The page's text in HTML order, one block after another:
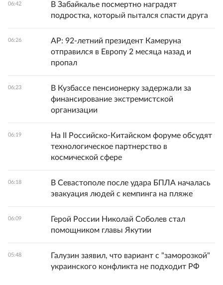
06:42
В Забайкалье посмертно наградят
подростка, который пытался спасти друга
06:26
AP: 92-летний президент Камеруна
отправился в Европу 2 месяца назад и
пропал
06:23
В Кузбассе пенсионерку задержали за
финансирование экстремистской
организации
06:19
На II Российско-Китайском форуме обсудят
технологическое партнерство в
космической сфере
06:18
В Севастополе после удара БПЛА началась
эвакуация людей с кемпинга на пляже
06:09
Герой России Николай Соболев стал
помощником главы Якутии
05:48
Галузин заявил, что вариант с "заморозкой"
украинского конфликта не подходит РФ